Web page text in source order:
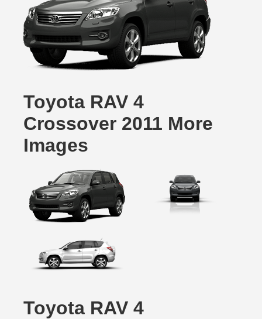
Toyota RAV 4
Crossover 2011 More
Images
Toyota RAV 4